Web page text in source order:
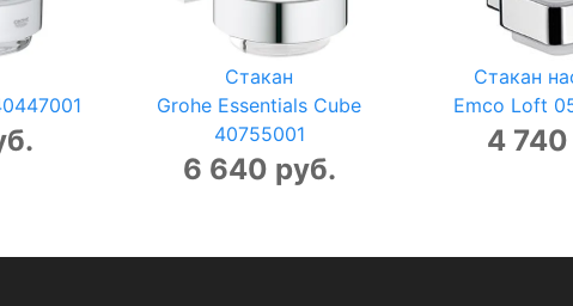
Стакан
Grohe Essentials Cube
40755001
6 640 руб.
Стакан
Emco Loft
4